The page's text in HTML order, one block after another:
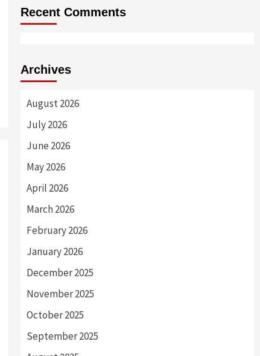
Recent Comments
Archives
August 2026
July 2026
June 2026
May 2026
April 2026
March 2026
February 2026
January 2026
December 2025
November 2025
October 2025
September 2025